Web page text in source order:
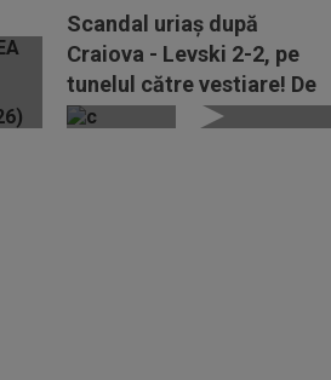
Scandal uriaș după
Craiova - Levski 2-2, pe
tunelul către vestiare! De
la ce a plecat...